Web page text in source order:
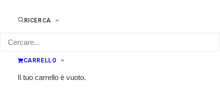
RICERCA
CARRELLO
Il tuo carrello è vuoto.